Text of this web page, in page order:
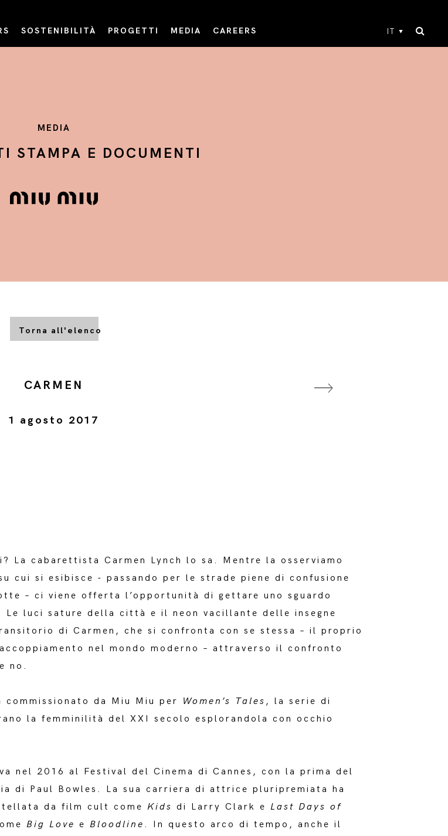
SOSTENIBILITÀ PROGETTI MEDIA CAREERS IT
MEDIA
STAMPA E DOCUMENTI
Torna all'elenco
CARMEN
1 agosto 2017
La cabarettista Carmen Lynch lo sa. Mentre la osserviamo
cui si esibisce - passando per le strade piene di confusione
– ci viene offerta l’opportunità di gettare uno sguardo
luci sature della città e il neon vacillante delle insegne
di Carmen, che si confronta con se stessa – il proprio
nel mondo moderno – attraverso il confronto
no.
da Miu Miu per Women’s Tales , la serie di
la femminilità del XXI secolo esplorandola con occhio
nel 2016 al Festival del Cinema di Cannes, con la prima del
di Paul Bowles. La sua carriera di attrice pluripremiata ha
da film cult come Kids di Larry Clark eLast Days of
Big Love eBloodline . In questo arco di tempo, anche il